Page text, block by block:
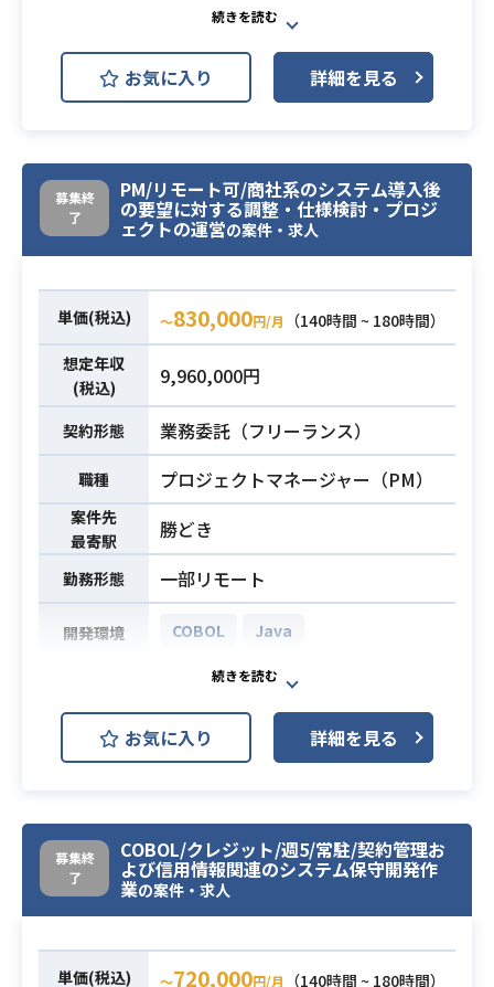
証券会社向けシステムのエンハンス
開発を行っていただきます。
①設計書執筆（詳細設計/単体テス
ト仕様書/連結テスト仕様書）
③製造/単体テスト/連結テスト
④テスト結果報告書執筆
⑤リリース
⑥各種依頼事項の対応※テーマに
・オープンCOBOL開発スキル
・Oracle操作（SQL）
・Linuxコマンド操作
・シェルスクリプト(csh)※今回はcs
hだが他のシェルスクリプト開発経験
でも可）
・詳細設計～リリースまでの推進。
・詳細設計書やテスト計画書等の執
筆。 ※雛形あり、過去サンプルも
多い
お気に入り 詳細を見る
募集終
了
PM/リモート可/商社系のシステム導入後
の要望に対する調整・仕様検討・プロジ
ェクトの運営の案件・求人
単価(税込) 〜830,000円/月
（140時間 ~ 180時間）
想定年収
(税込)
9,960,000円
契約形態 業務委託（フリーランス）
職種 プロジェクトマネージャー（PM）
案件先
最寄駅
勝どき
勤務形態 一部リモート
開発環境 COBOL Java
業務内容
【案件概要】
商社系のシステム導入後の要望に対
する調整・仕様検討・プロジェクト
の運営等々
開発言語/DBはJava、COBOL、Orac
le、PostgreSQL、各種framework
になっております。
お気に入り 詳細を見る
募集終
了
COBOL/クレジット/週5/常駐/契約管理お
よび信用情報関連のシステム保守開発作
業の案件・求人
単価(税込) 〜720,000円/月 （140時間 ~ 180時間）